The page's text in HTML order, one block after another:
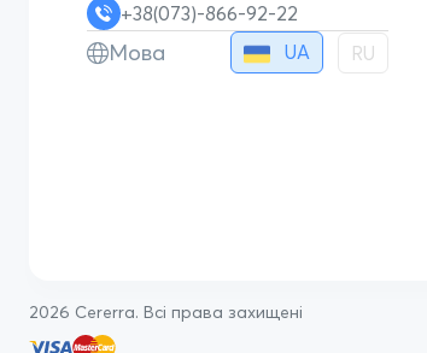
+38(073)-866-92-22
Мова UA RU
2026 Cererra. Всі права захищені